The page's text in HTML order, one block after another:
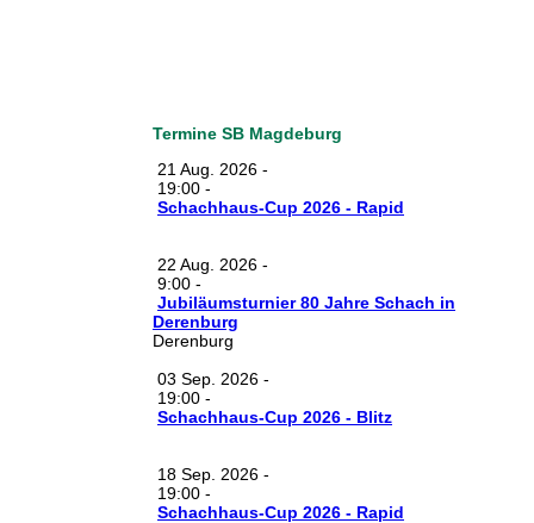
Termine SB Magdeburg
21 Aug. 2026 -
19:00 -
Schachhaus-Cup 2026 - Rapid
22 Aug. 2026 -
9:00 -
Jubiläumsturnier 80 Jahre Schach in
Derenburg
Derenburg
03 Sep. 2026 -
19:00 -
Schachhaus-Cup 2026 - Blitz
18 Sep. 2026 -
19:00 -
Schachhaus-Cup 2026 - Rapid